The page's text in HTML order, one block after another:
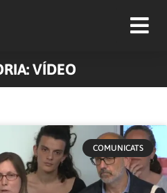
VÍDEO
COMUNICATS